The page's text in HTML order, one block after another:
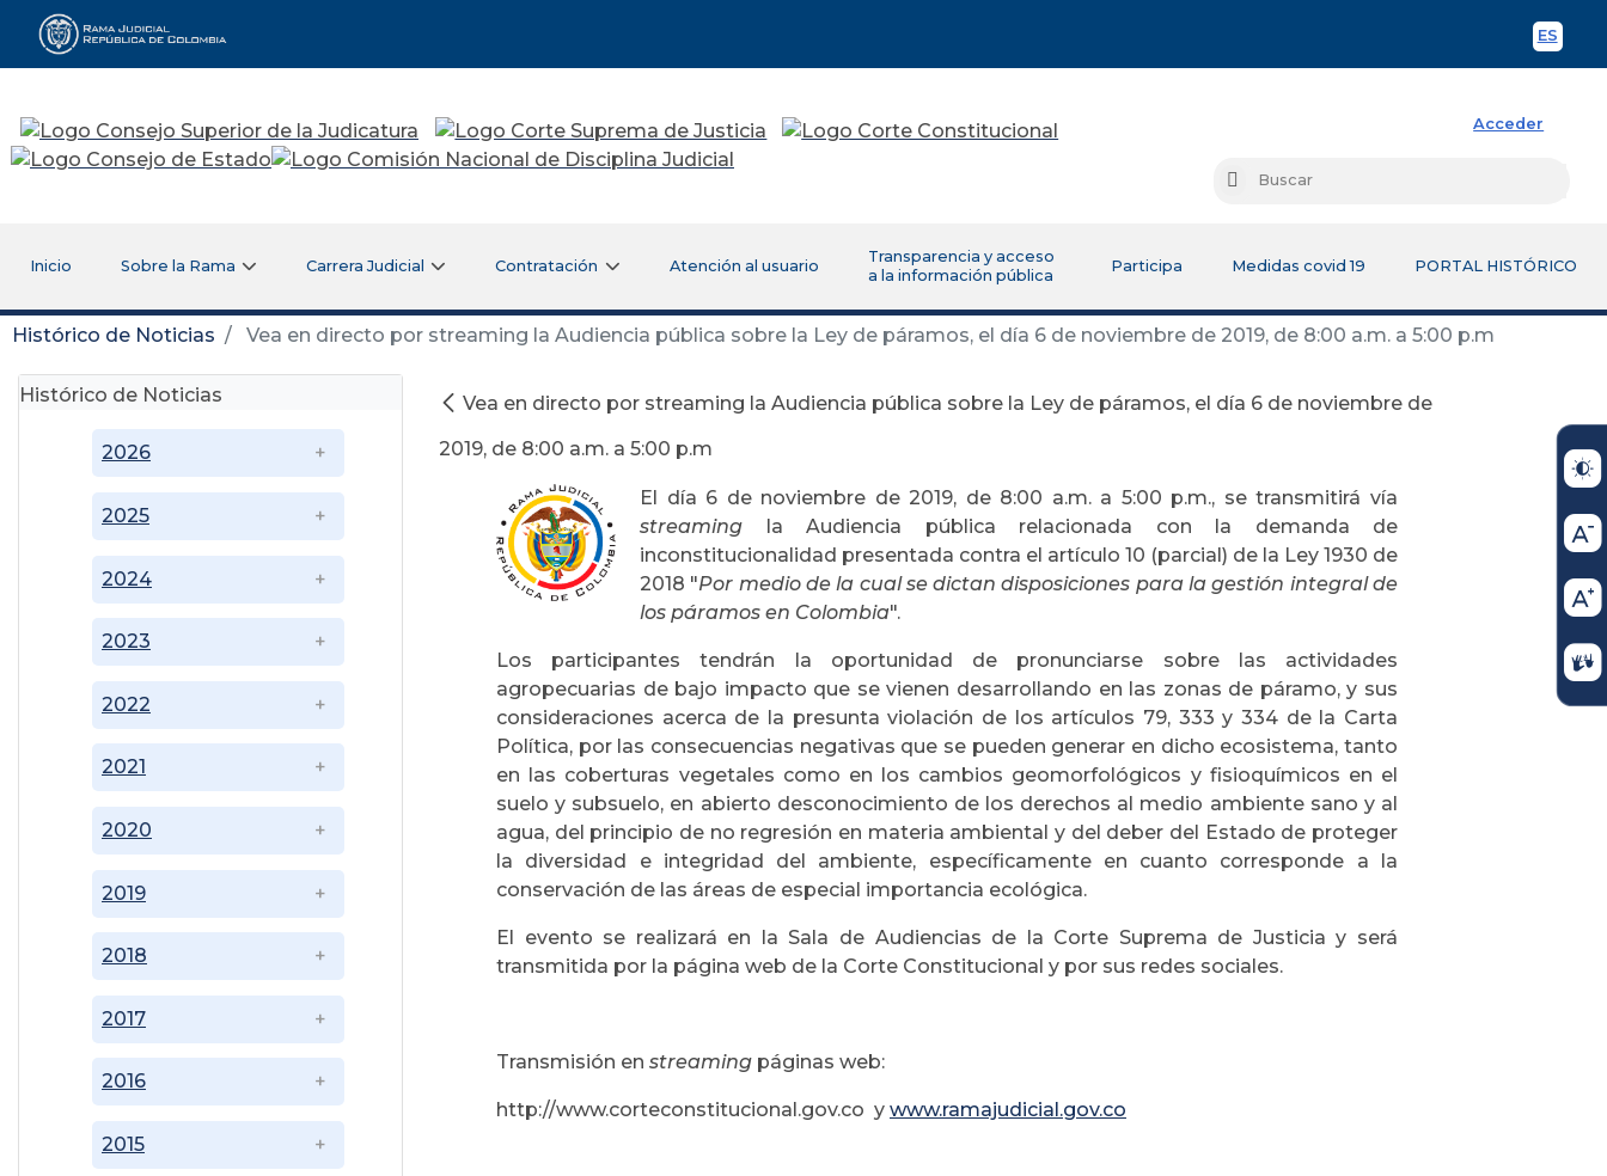
ES
Rama Judicial
Acceder
Buscar
Inicio Sobre la Rama Carrera Judicial Contratación Atención al usuario
Transparencia y acceso
a la información pública
Participa Medidas covid 19 PORTAL HISTÓRICO
Histórico de Noticias Vea en directo por streaming la Audiencia pública sobre la Ley de páramos, el día 6 de noviembre de 2019, de 8:00 a.m. a 5:00 p.m
Histórico de Noticias
2015
2016
2017
2018
2019
2020
2021
2022
2023
2024
2025
2026
Vea en directo por streaming la Audiencia pública sobre la Ley de páramos, el día 6 de noviembre de
2019, de 8:00 a.m. a 5:00 p.m
El día 6 de noviembre de 2019, de 8:00 a.m. a 5:00 p.m., se transmitirá vía
streaming la Audiencia pública relacionada con la demanda de
inconstitucionalidad presentada contra el artículo 10 (parcial) de la Ley 1930 de
2018 "Por medio de la cual se dictan disposiciones para la gestión integral de
los páramos en Colombia".
Los participantes tendrán la oportunidad de pronunciarse sobre las actividades
agropecuarias de bajo impacto que se vienen desarrollando en las zonas de páramo, y sus
consideraciones acerca de la presunta violación de los artículos 79, 333 y 334 de la Carta
Política, por las consecuencias negativas que se pueden generar en dicho ecosistema, tanto
en las coberturas vegetales como en los cambios geomorfológicos y fisioquímicos en el
suelo y subsuelo, en abierto desconocimiento de los derechos al medio ambiente sano y al
agua, del principio de no regresión en materia ambiental y del deber del Estado de proteger
la diversidad e integridad del ambiente, específicamente en cuanto corresponde a la
conservación de las áreas de especial importancia ecológica.
El evento se realizará en la Sala de Audiencias de la Corte Suprema de Justicia y será
transmitida por la página web de la Corte Constitucional y por sus redes sociales.
Transmisión en streaming páginas web:
http://www.corteconstitucional.gov.co y www.ramajudicial.gov.co